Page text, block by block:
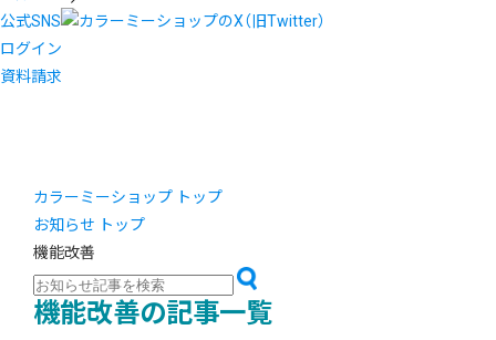
公式SNS
ログイン
資料請求
カラーミーショップ トップ
お知らせ トップ
機能改善
機能改善の記事一覧